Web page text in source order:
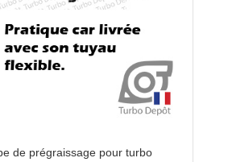
de prégraissage pour turbo